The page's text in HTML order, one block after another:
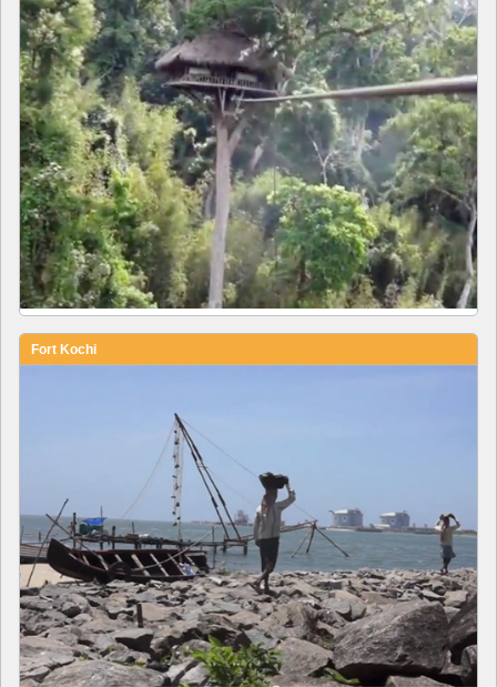
Fort Kochi